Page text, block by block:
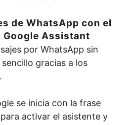
de WhatsApp con el
Google Assistant
por WhatsApp sin
gracias a los
se inicia con la frase
para activar el asistente y